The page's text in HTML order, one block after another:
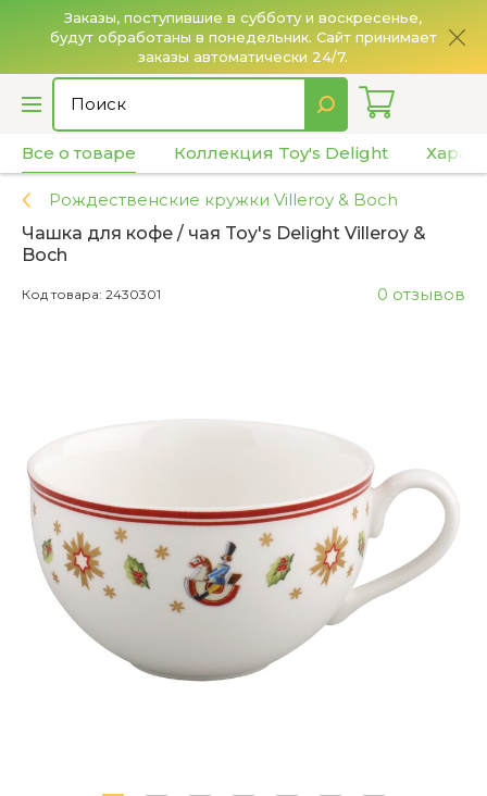
Заказы, поступившие в субботу и воскресенье,
будут обработаны в понедельник. Сайт принимает
заказы автоматически 24/7.
Все о товаре Коллекция Toy's Delight
Рождественские кружки Villeroy & Boch
Чашка для кофе / чая Toy's Delight Villeroy &
Boch
0 отзывов
Код товара: 2430301